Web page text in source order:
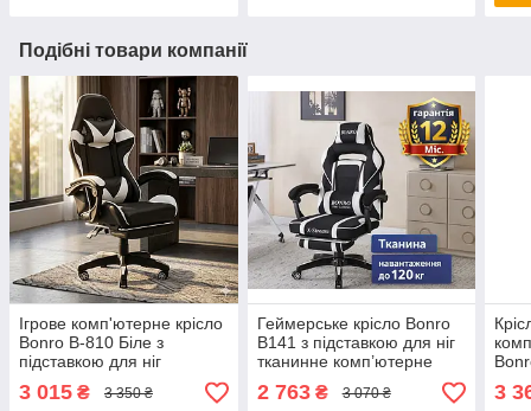
Подібні товари компанії
Ігрове комп'ютерне крісло
Bonro B-810 Біле з
підставкою для ніг
(геймерське ергономічне
крісло до 120 кг)
3 015 ₴ 3 350 ₴
Геймерське крісло Bonro
B141 з підставкою для ніг
тканинне комп’ютерне
крісло чорно-біле
2 763₴ 3 070 ₴
для
3